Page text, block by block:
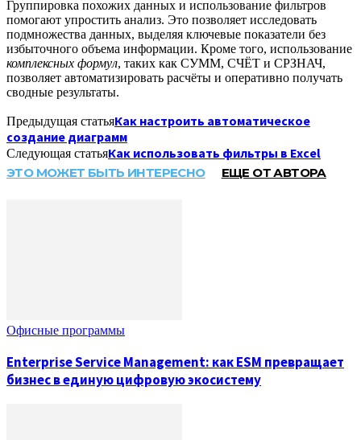
Группировка похожих данных и использование фильтров
помогают упростить анализ. Это позволяет исследовать
подмножества данных, выделяя ключевые показатели без
избыточного объема информации. Кроме того, использование
комплексных формул, таких как СУММ, СЧЁТ и СРЗНАЧ,
позволяет автоматизировать расчёты и оперативно получать
сводные результаты.
Предыдущая статьяКак настроить автоматическое
создание диаграмм
Следующая статьяКак использовать фильтры в Excel
ЭТО МОЖЕТ БЫТЬ ИНТЕРЕСНО ЕЩЕ ОТ АВТОРА
Офисные программы
Enterprise Service Management: как ESM превращает
бизнес в единую цифровую экосистему